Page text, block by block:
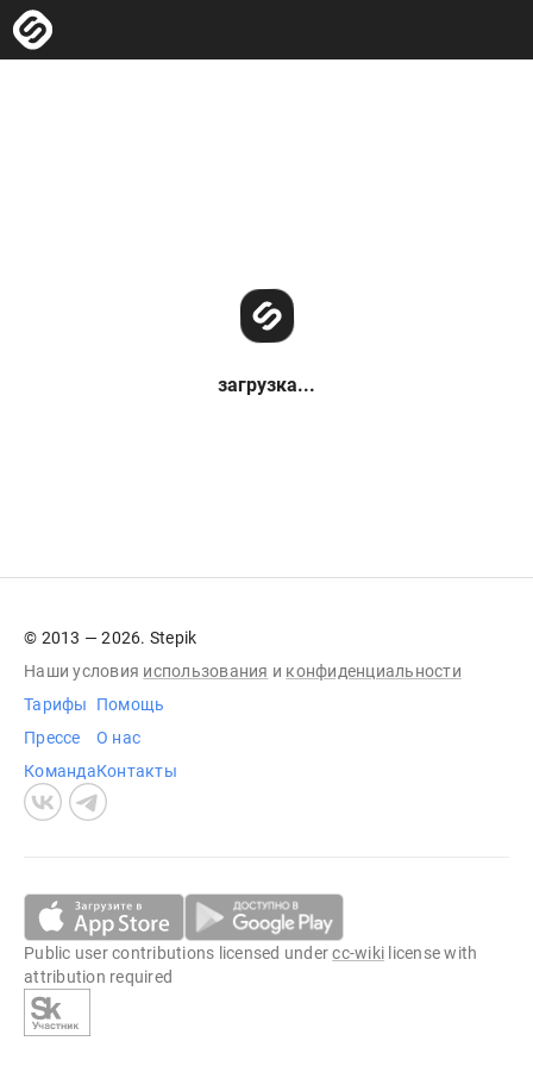
загрузка...
© 2013 — 2026. Stepik
Наши условия использования и конфиденциальности
Тарифы
Прессе
Команда
Помощь
О нас
Контакты
Public user contributions licensed undercc-wiki license with
attribution required